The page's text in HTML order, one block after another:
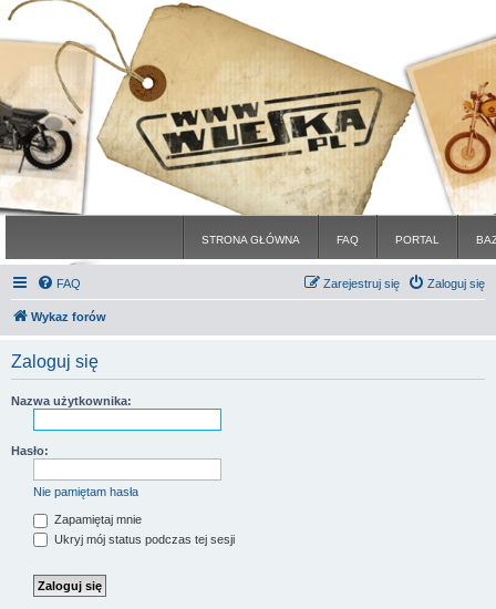
STRONA GŁÓWNA FAQ PORTAL
FAQ Zaloguj się
Zarejestruj się
Wykaz forów
Zaloguj się
Nazwa użytkownika:
Hasło:
Nie pamiętam hasła
Zapamiętaj mnie
Ukryj mój status podczas tej sesji